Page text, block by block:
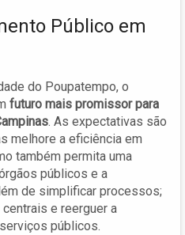
Público em
do Poupatempo, o
futuro mais promissor para
. As expectativas são
melhore a eficiência em
também permita uma
públicos e a
de simplificar processos;
e reerguer a
públicos.